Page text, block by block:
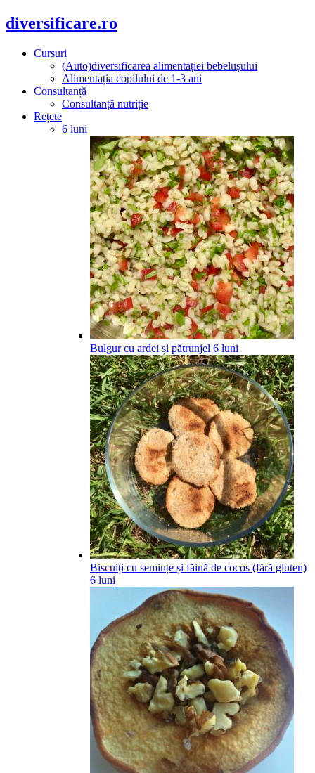
diversificare.ro
Cursuri
(Auto)diversificarea alimentației bebelușului
Alimentația copilului de 1-3 ani
Consultanță
Consultanță nutriție
Rețete
6 luni
Bulgur cu ardei și pătrunjel 6 luni
Biscuiți cu semințe și făină de cocos (fără gluten)
6 luni